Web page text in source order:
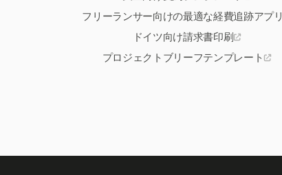
フリーランサー向けの最適な経費追跡アプリ
ドイツ向け請求書印刷
プロジェクトブリーフテンプレート